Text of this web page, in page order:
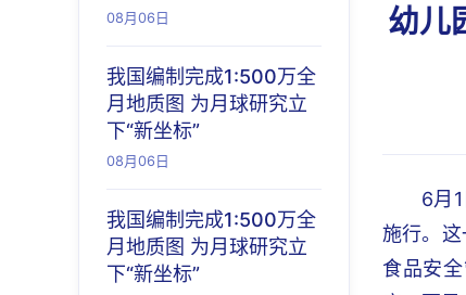
08月06日
我国编制完成1:500万全
月地质图 为月球研究立
下“新坐标”
08月06日
我国编制完成1:500万全
月地质图 为月球研究立
下“新坐标”
幼儿
6月
施行。
食品安